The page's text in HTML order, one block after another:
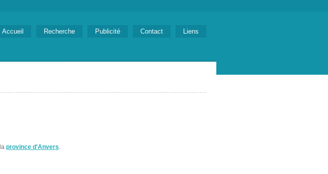
Accueil Recherche Publicité Contact Liens
province d'Anvers.